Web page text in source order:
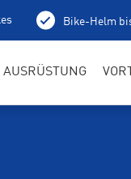
Bike-Helm
Tourentipps
AUSRÜSTUNG